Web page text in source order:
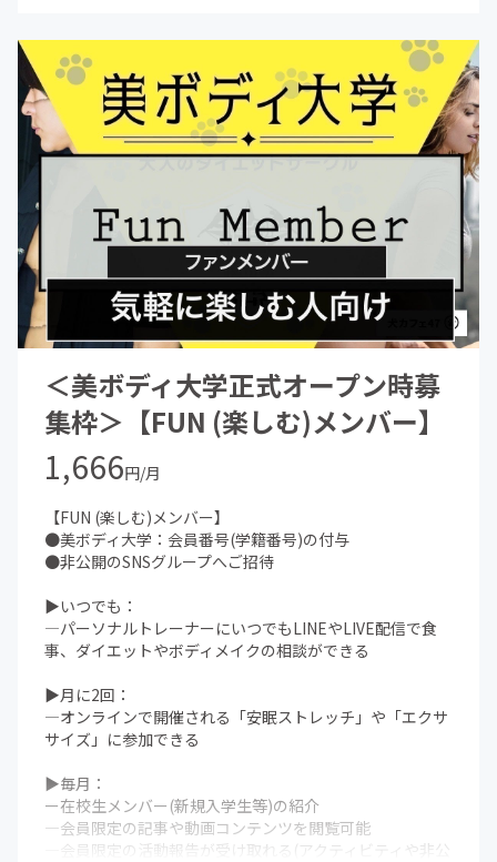
☆オンライン交流会＆サークルのオンライン飲み会に参加
できる
(開催目安：3ヶ月に１回 ※音声のみの参加で顔出しは
しなくてもOK)
☆その他、著名人、タレント、医師や専門家を招いたパー
ティ(年に1回)への優先ご案内
ットの一般発売前の優先確保権利
●SNS特典：
→InstagramやTwitterなどのSNSで「美ボディ大学」の
「学生」であることを発信することができます。
講師の方は「美ボディ大学」の「講師」「教授」等
本コミュニティが正式に認めた肩書きをご自由に活用して
︎お知らせ：
コミュニティ立ち上げ＆創業メンバーとして第1期生の学
生メンバー募集中！
こちらの初月無料ボタンからコミュニティに参加して無料
美と健康で人生をちょっぴり楽しく、豊かにしていきまし
ょう！
＜美ボディ大学正式オープン時募
集枠＞【FUN (楽しむ)メンバー】
1,666円/月
【FUN (楽しむ)メンバー】
●美ボディ大学：会員番号(学籍番号)の付与
●非公開のSNSグループへご招待
▶︎いつでも：
―パーソナルトレーナーにいつでもLINEやLIVE配信で食
事、ダイエットやボディメイクの相談ができる︎
▶月に2回：
―オンラインで開催される「安眠ストレッチ」や「エクサ
サイズ」に参加できる︎
▶毎月：
ー在校生メンバー(新規入学生等)の紹介
―会員限定の記事や動画コンテンツを閲覧可能
―会員限定の活動報告が受け取れる(アクティビティや非公